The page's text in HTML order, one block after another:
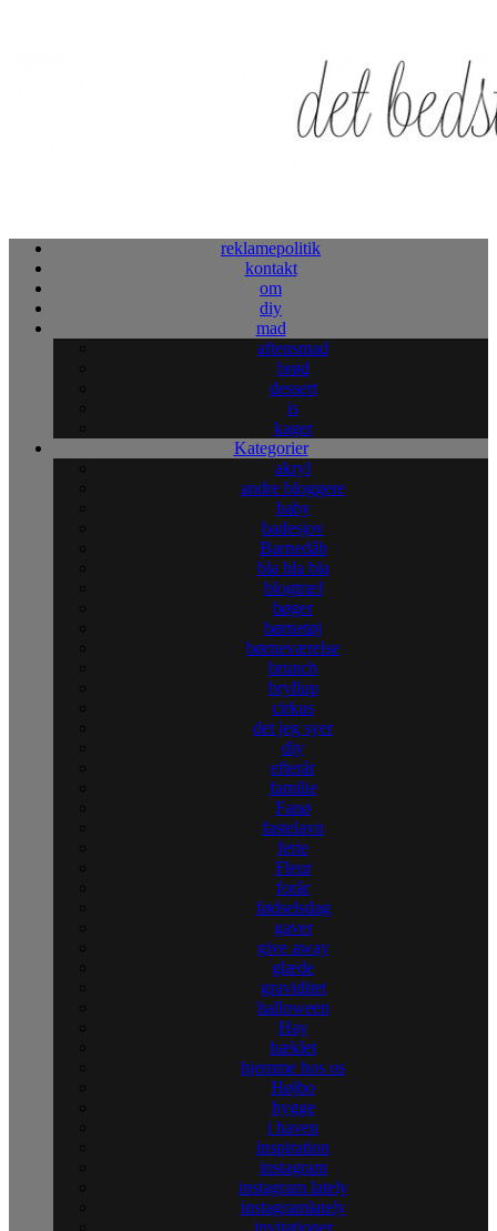
reklamepolitik
kontakt
om
diy
mad
aftensmad
brød
dessert
is
kager
Kategorier
akryl
andre bloggere
baby
badesjov
Barnedåb
bla bla bla
blogtræf
bøger
børnetøj
børneværelse
brunch
bryllup
cirkus
det jeg syer
diy
efterår
familie
Fanø
fastelavn
ferie
Fleur
forår
fødselsdag
gaver
give away
glæde
graviditet
halloween
Hay
hæklet
hjemme hos os
Højbo
hygge
i haven
inspiration
instagram
instagram lately
instagramlately
invitationer